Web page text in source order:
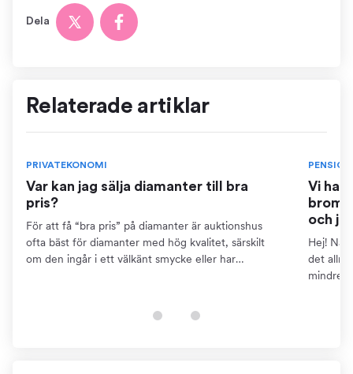
Dela
Relaterade artiklar
PRIVATEKONOMI
Var kan jag sälja diamanter till bra
pris?
För att få “bra pris” på diamanter är auktionshus
ofta bäst för diamanter med hög kvalitet, särskilt
om den ingår i ett välkänt smycke eller har
PENSION
Vi har
och
Hej! När
det
mindre